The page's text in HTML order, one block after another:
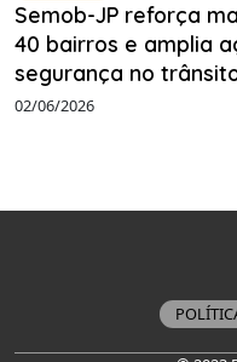
Semob-JP reforça
40 bairros e amplia
segurança no
02/06/2026